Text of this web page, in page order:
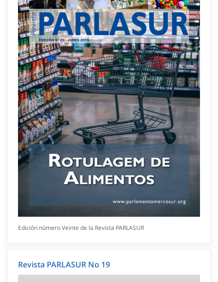
Edición número Veinte de la Revista PARLASUR
Revista PARLASUR No 19